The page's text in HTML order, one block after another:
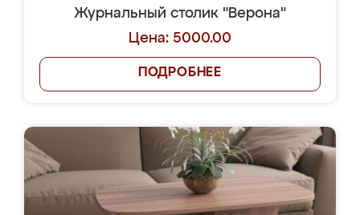
Журнальный столик "Верона"
Цена: 5000.00
ПОДРОБНЕЕ